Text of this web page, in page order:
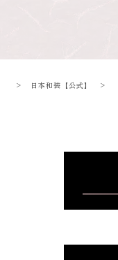
> 日本和装【公式】 >